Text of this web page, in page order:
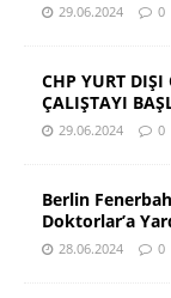
29.06.2024 0
CHP YURT
ÇALIŞTAYI
29.06.2024 0
Berlin
Doktorlar’a
28.06.2024 0